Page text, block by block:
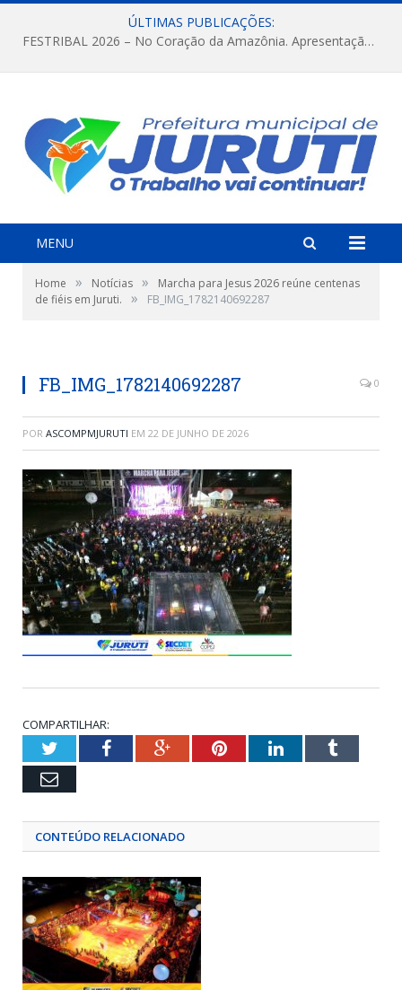
ÚLTIMAS PUBLICAÇÕES:
FESTRIBAL 2026 – No Coração da Amazônia. Apresentação da Munduruku.
MENU
Home » Notícias »
Marcha para Jesus 2026 reúne centenas
de fiéis em Juruti.
» FB_IMG_1782140692287
FB_IMG_1782140692287 0
POR ASCOMPMJURUTI EM 22 DE JUNHO DE 2026
COMPARTILHAR:
TwitterFacebookGoogle+PinterestLinkedInTumblr
Email
CONTEÚDO RELACIONADO